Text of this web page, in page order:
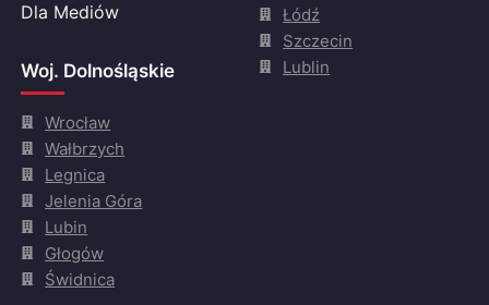
Dla Mediów
Woj. Dolnośląskie
Wrocław
Wałbrzych
Legnica
Jelenia Góra
Lubin
Głogów
Świdnica
Łódź
Szczecin
Lublin